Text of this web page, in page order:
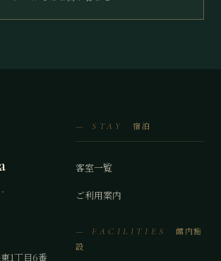
1丁目6番
— STAY 宿泊
客室一覧
ご利用案内
— FACILITIES
館内施
設